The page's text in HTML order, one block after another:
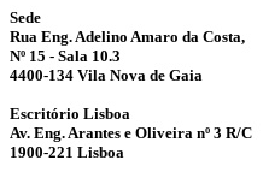
Sede
Rua Eng. Adelino Amaro da Costa,
Nº 15 - Sala 10.3
4400-134 Vila Nova de Gaia
Escritório Lisboa
Av. Eng. Arantes e Oliveira nº 3 R/C
1900-221 Lisboa